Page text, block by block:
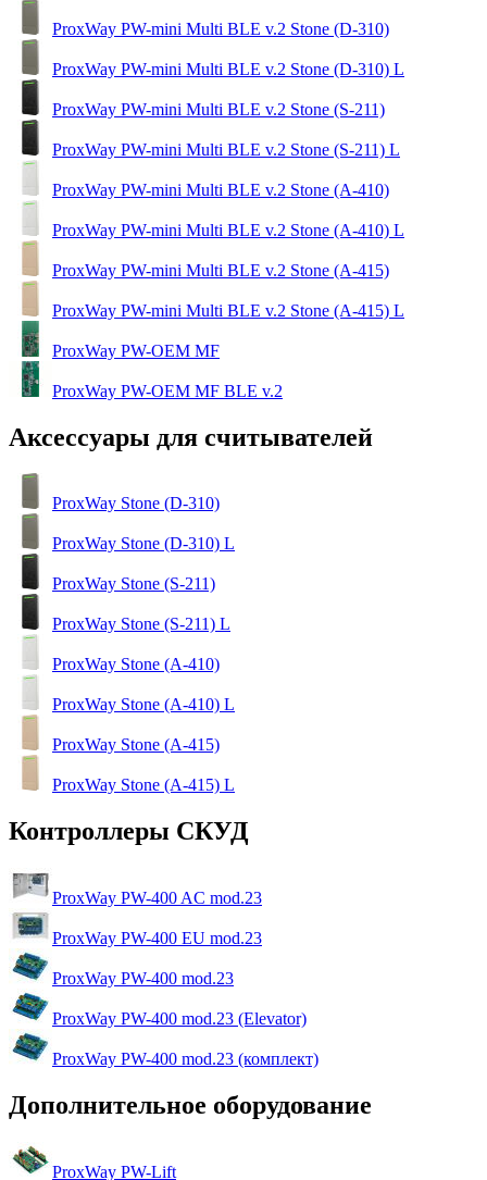
ProxWay PW-mini Multi BLE v.2 Stone (D-310)
ProxWay PW-mini Multi BLE v.2 Stone (D-310) L
ProxWay PW-mini Multi BLE v.2 Stone (S-211)
ProxWay PW-mini Multi BLE v.2 Stone (S-211) L
ProxWay PW-mini Multi BLE v.2 Stone (А-410)
ProxWay PW-mini Multi BLE v.2 Stone (А-410) L
ProxWay PW-mini Multi BLE v.2 Stone (А-415)
ProxWay PW-mini Multi BLE v.2 Stone (А-415) L
ProxWay PW-OEM MF
ProxWay PW-OEM MF BLE v.2
Аксессуары для считывателей
ProxWay Stone (D-310)
ProxWay Stone (D-310) L
ProxWay Stone (S-211)
ProxWay Stone (S-211) L
ProxWay Stone (А-410)
ProxWay Stone (А-410) L
ProxWay Stone (А-415)
ProxWay Stone (А-415) L
Контроллеры СКУД
ProxWay PW-400 AC mod.23
ProxWay PW-400 EU mod.23
ProxWay PW-400 mod.23
ProxWay PW-400 mod.23 (Elevator)
ProxWay PW-400 mod.23 (комплект)
Дополнительное оборудование
ProxWay PW-Lift